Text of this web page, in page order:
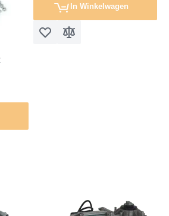
vergelijken
In Winkelwagen
Voeg toe aan verlanglijst
Toevoegen om te